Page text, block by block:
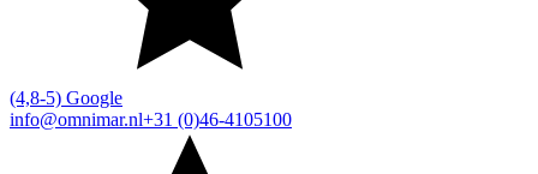
(4,8-5) Google
info@omnimar.nl+31 (0)46-4105100